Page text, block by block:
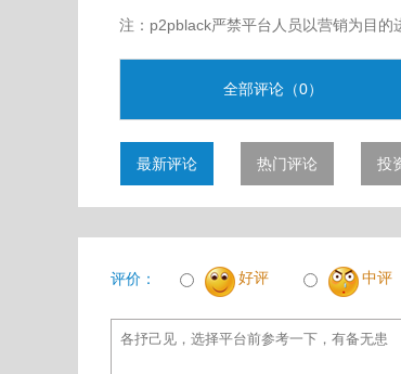
注：p2pblack严禁平台人员以营销为目
全部评论（0）
最新评论 热门评论 投
评价： 好评 中评